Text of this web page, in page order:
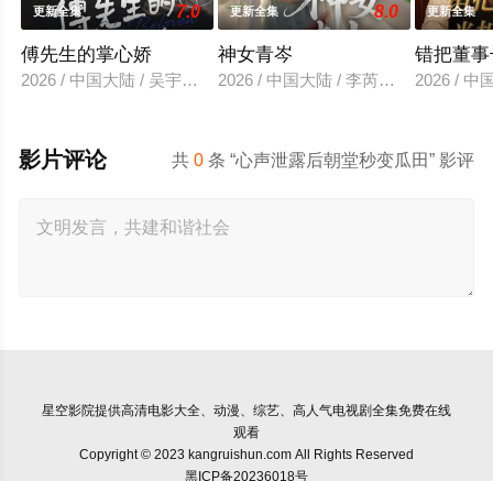
更新全集 7.0
傅先生的掌心娇
2026 / 中国大陆 / 吴宇航＆郑千亦
更新全集 8.0
神女青岑
2026 / 中国大陆 / 李芮峤＆张媛媛
更新全集
错把董
2026 / 中
共0 条 “心声泄露后朝堂秒变瓜田” 影评
影片评论
星空影院提供高清电影大全、动漫、综艺、高人气电视剧全集免费在线
观看
Copyright © 2023 kangruishun.com All Rights Reserved
黑ICP备20236018号